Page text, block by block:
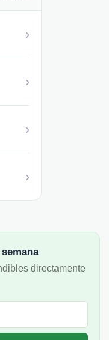
›
›
›
›
directamente